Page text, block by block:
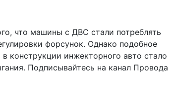
что машины с ДВС стали потреблять
форсунок. Однако подобное
конструкции инжекторного авто стало
Подписывайтесь на канал Провода